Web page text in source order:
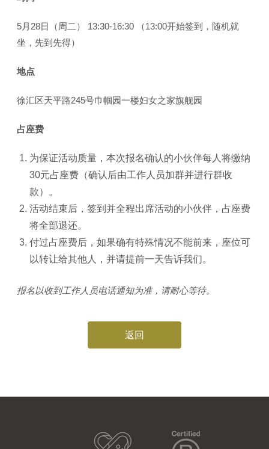
5月28日（周二） 13:30-16:30 （13:00开始签到，随机就
坐，先到先得）
地点
徐汇区天平路245号巾帼园一楼妇女之家旗舰园
占座费
为保证活动质量，本次报名确认的小伙伴每人将缴纳
30元占座费（确认后由工作人员加群并进行群收
款）。
活动结束后，签到并全程出席活动的小伙伴，占座费
将全部退还。
付过占座费后，如果确有特殊情况不能前来，座位可
以转让给其他人，并请提前一天告诉我们。
报名以收到工作人员电话通知为准，请耐心等待。
返回